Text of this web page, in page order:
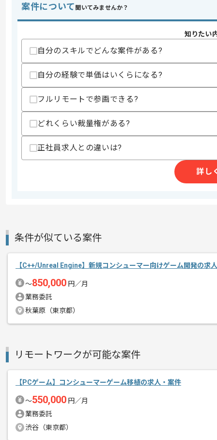
・組込み系の大規模開発経験
・マルチベンダーでの開発経験
・外部設計時の顧客仕様調整経験
・組込み系 結合テスト環境等、テスト
・NCプログラムに対する知見
スキルに不安がある方へ
その他募集要項
商談回数
2024/11/01
メント
C++での開発経験を活かすことができま
案件について 聞いてみませんか？
知りたい
自分のスキルでどんな案件がある?
自分の経験で単価はいくらになる?
フルリモートで参画できる?
どれくらい裁量権がある?
正社員求人との違いは?
詳し
条件が似ている案件
【C++/Unreal Engine】新規コンシューマー向けゲーム開発の求
〜850,000 円／月
業務委託
秋葉原（東京都）
リモートワークが可能な案件
【PCゲーム】コンシューマーゲーム移植の求人・案件
〜550,000 円／月
業務委託
渋谷（東京都）